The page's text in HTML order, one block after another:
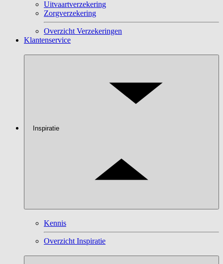
Uitvaartverzekering
Zorgverzekering
Overzicht Verzekeringen
Klantenservice
Inspiratie
Kennis
Overzicht Inspiratie